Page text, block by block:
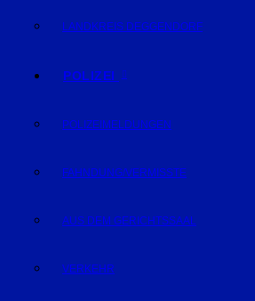
LANDKREIS DEGGENDORF
POLIZEI
POLIZEIMELDUNGEN
FAHNDUNG/VERMISSTE
AUS DEM GERICHTSSAAL
VERKEHR